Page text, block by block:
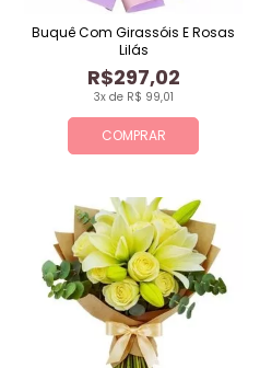
COMPRAR
3x de R$ 99,01
R$297,02
Buquê Com Girassóis E Rosas
Lilás